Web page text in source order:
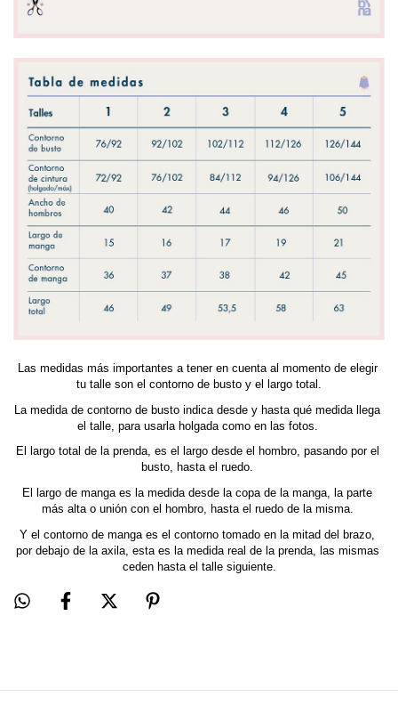
Las medidas más importantes a tener en cuenta al momento de elegir
tu talle son el contorno de busto y el largo total.
La medida de contorno de busto indica desde y hasta qué medida llega
el talle, para usarla holgada como en las fotos.
El largo total de la prenda, es el largo desde el hombro, pasando por el
busto, hasta el ruedo.
El largo de manga es la medida desde la copa de la manga, la parte
más alta o unión con el hombro, hasta el ruedo de la misma.
Y el contorno de manga es el contorno tomado en la mitad del brazo,
por debajo de la axila, esta es la medida real de la prenda, las mismas
ceden hasta el talle siguiente.